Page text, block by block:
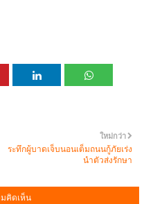
ใหม่กว่า
ระทึกผู้บาดเจ็บนอนเต็มถนนกู้ภัยเร่ง
นำตัวส่งรักษา
คิดเห็น